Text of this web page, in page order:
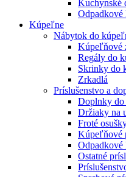
Kuchynské
Odpadkové
Kúpeľne
Nábytok do
Kúpeľňové
Regály do
Skrinky do
Zrkadlá
Príslušenstvo a
Doplnky
Držiaky na
Froté
Kúpeľňové
Odpadkové
Ostatné